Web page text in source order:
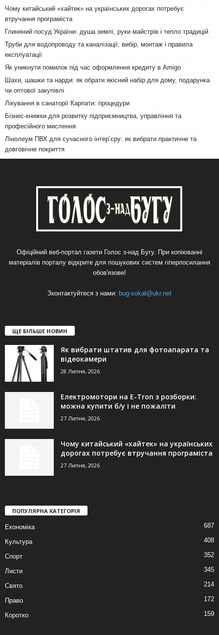
Чому китайський «хайтек» на українських дорогах потребує
втручання програміста
Глиняний посуд України: душа землі, руки майстрів і тепло традицій
Труби для водопроводу та каналізації: вибір, монтаж і правила
експлуатації
Як уникнути помилок під час оформлення кредиту в Amigo
Шахи, шашки та нарди: як обрати якісний набір для дому, подарунка
чи оптової закупівлі
Лікування в санаторії Карпати: процедури
Бізнес-книжки для розвитку підприємництва, управління та
професійного мислення
Лінолеум ПВХ для сучасного інтер’єру: як вибрати практичне та
довговічне покриття
Офіційний веб-портал газети Голос з-над Бугу. При копіюванні
матеріалів порталу відкрите для пошукових систем гіперпосилання
обов'язове!
Зконтактуйтеся з нами: bug-sokal@ukr.net
ЩЕ БІЛЬШЕ НОВИН
Як вибрати штатив для фотоапарата та
відеокамери
28 Липня, 2026
Електромотори на E-Tron з розборки:
можна купити б/у і не пожаліти
27 Липня, 2026
Чому китайський «хайтек» на українських
дорогах потребує втручання програміста
27 Липня, 2026
ПОПУЛЯРНА КАТЕГОРІЯ
Економіка 687
Культура 408
Спорт 352
Листи 345
Свято 214
Право 172
Коротко 159